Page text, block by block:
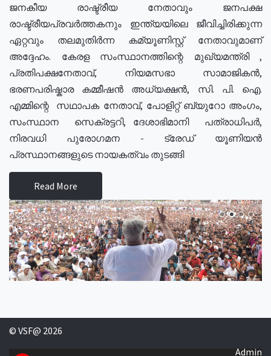
ജനകീയ രാഷ്ട്രീയ നേതാവും ജനപക്ഷ
രാഷ്ട്രീയപ്രവർത്തകനും ഇന്ത്യയിലെ ജീവിച്ചിരിക്കുന്ന
ഏറ്റവും തലമുതിർന്ന കമ്യൂണിസ്റ്റ് നേതാവുമാണ്
അദ്ദേഹം. കേരള സംസ്ഥാനത്തിന്റെ മുഖ്യമന്ത്രി ,
പ്രതിപക്ഷനേതാവ്, നിയമസഭാ സാമാജികൻ,
ഭരണപരിഷ്കാര കമ്മീഷൻ അധ്യക്ഷൻ, സി. പി. ഐ.
എമ്മിന്റെ സഥാപക നേതാവ്, പോളിറ്റ് ബ്യുറോ അംഗം,
സംസ്ഥാന സെക്രട്ടറി, ദേശാഭിമാനി പത്രാധിപർ,
നിരവധി പുരോഗമന - ട്രേഡ് യൂണിയൻ
പ്രസ്ഥാനങ്ങളുടെ നായകത്വം തുടങ്ങി
Read More
© VSF@ 2026
Admin